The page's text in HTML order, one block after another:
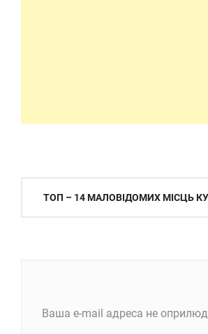
Навігація
ТОП – 14 МАЛОВІДОМИХ МІСЦЬ
Ваша e-mail адреса не